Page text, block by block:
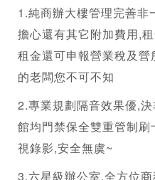
1.純商辦大樓管理完善非
擔心還有其它附加費用,
租金還可申報營業稅及
的老闆您不可不知
2.專業規劃隔音效果優,
館均門禁保全雙重管制
視錄影,安全無虞~
3.六星級辦公室,全方位